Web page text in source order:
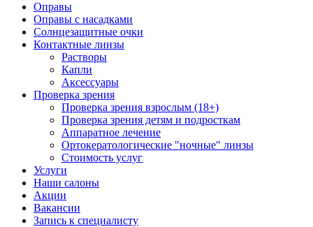
Оправы
Оправы с насадками
Солнцезащитные очки
Контактные линзы
Растворы
Капли
Аксессуары
Проверка зрения
Проверка зрения взрослым (18+)
Проверка зрения детям и подросткам
Аппаратное лечение
Ортокератологические "ночные" линзы
Стоимость услуг
Услуги
Наши салоны
Акции
Вакансии
Запись к специалисту